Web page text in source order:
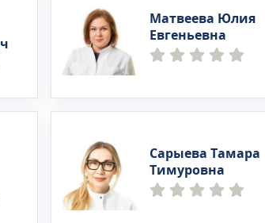
Матвеева Юлия
Евгеньевна
Сарыева Тамара
Тимуровна